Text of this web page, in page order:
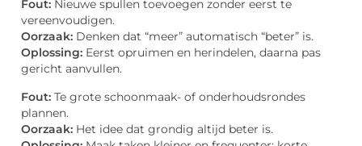
Fout: Nieuwe spullen toevoegen zonder eerst te
vereenvoudigen.
Oorzaak: Denken dat “meer” automatisch “beter” is.
Oplossing: Eerst opruimen en herindelen, daarna pas
gericht aanvullen.
Fout: Te grote schoonmaak- of onderhoudsrondes
plannen.
Oorzaak: Het idee dat grondig altijd beter is.